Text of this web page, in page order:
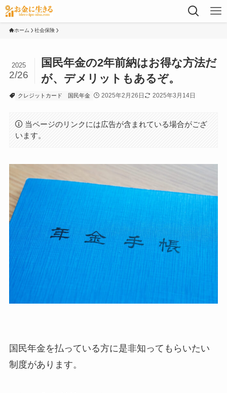
ホーム 社会保険
国民年金の2年前納はお得な方法だ
が、デメリットもあるぞ。
2025
2/26
クレジットカード 国民年金 2025年2月26日 2025年3月14日
当ページのリンクには広告が含まれている場合がござ
います。
国民年金を払っている方に是非知ってもらいたい
制度があります。